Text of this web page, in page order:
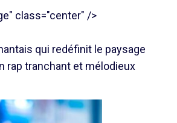
class="center" />
qui redéfinit le paysage
rap tranchant et mélodieux